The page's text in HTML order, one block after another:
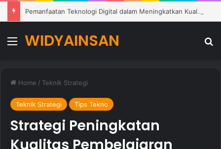
Pemanfaatan Teknologi Digital dalam Meningkatkan Kualitas Pembelajaran di Sekolah Modern
Menu
WIDYAINSAN
Home / Teknik Strategi
Teknik Strategi Tips Tekno
Strategi Peningkatan
Kualitas Pembelajaran